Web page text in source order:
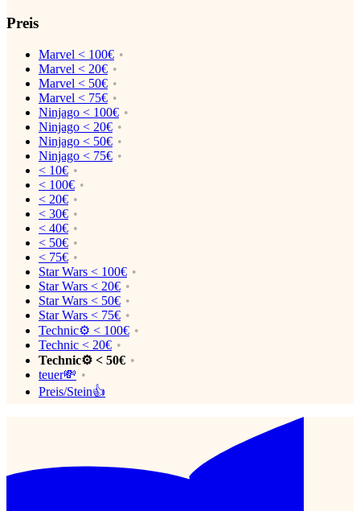
Preis
Marvel < 100€
Marvel < 20€
Marvel < 50€
Marvel < 75€
Ninjago < 100€
Ninjago < 20€
Ninjago < 50€
Ninjago < 75€
< 10€
< 100€
< 20€
< 30€
< 40€
< 50€
< 75€
Star Wars < 100€
Star Wars < 20€
Star Wars < 50€
Star Wars < 75€
Technic⚙️ < 100€
Technic < 20€
Technic⚙️ < 50€
teuer💸
Preis/Stein👍